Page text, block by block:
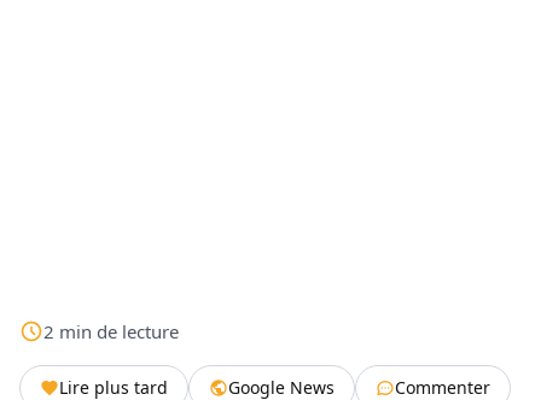
2 min de lecture
Lire plus tard Google News
Commenter